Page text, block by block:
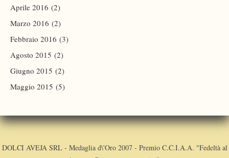
Aprile 2016 (2)
Marzo 2016 (2)
Febbraio 2016 (3)
Agosto 2015 (2)
Giugno 2015 (2)
Maggio 2015 (5)
DOLCI AVEJA SRL - Medaglia d\'Oro 2007 - Premio C.C.I.A.A. "Fedeltà al